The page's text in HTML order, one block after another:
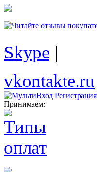
Skype |
vkontakte.ru
Регистрация
Принимаем: